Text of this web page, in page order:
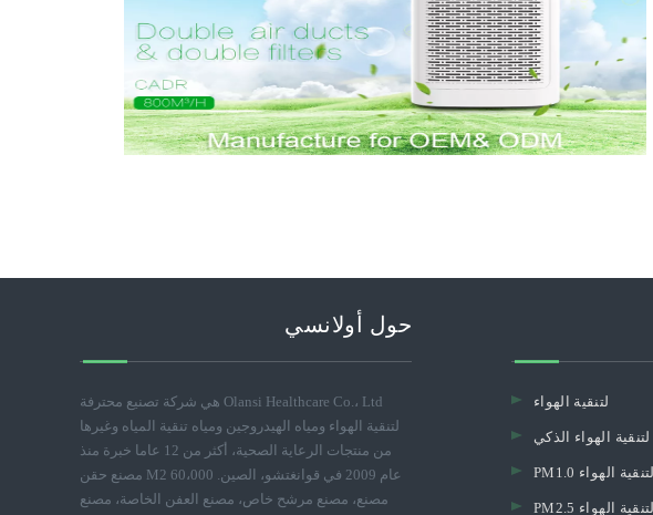
حول أولانسي
Olansi Healthcare Co.، Ltd هي شركة تصنيع محترفة
لتنقية الهواء ومياه الهيدروجين ومياه تنقية المياه وغيرها
من منتجات الرعاية الصحية، أكثر من 12 عاما خبرة منذ
عام 2009 في قوانغتشو، الصين. 60،000 M2 مصنع حقن
مصنع، مصنع مرشح خاص، مصنع العفن الخاصة، مصنع
لتنقية الهواء
لتنقية الهواء الذكي
PM1.0 لتنقية الهواء
PM2.5 لتنقية الهواء